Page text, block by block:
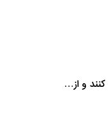
و از…